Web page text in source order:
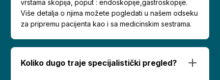
vrstama skopija, poput : endoskopije,gastroskopije.
Više detalja o njima možete pogledati u našem odseku
za pripremu pacijenta kao i sa medicinskim sestrama.
Koliko dugo traje specijalistički pregled?